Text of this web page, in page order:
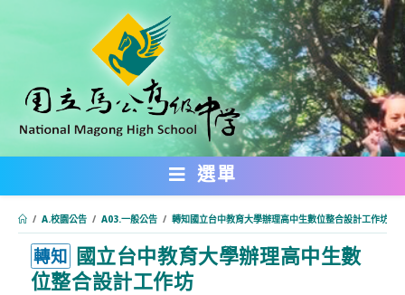
內
選單
/ A.校園公告 / A03.一般公告 / 轉知國立台中教育大學辦理高中生數位整合設計工作坊
轉知 國立台中教育大學辦理高中生數
位整合設計工作坊